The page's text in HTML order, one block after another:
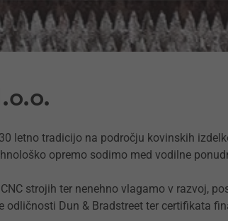
letno tradicijo na področju kovinskih
opremo sodimo med vodilne
strojih ter nenehno vlagamo v razvoj,
odličnosti Dun & Bradstreet ter certifikata